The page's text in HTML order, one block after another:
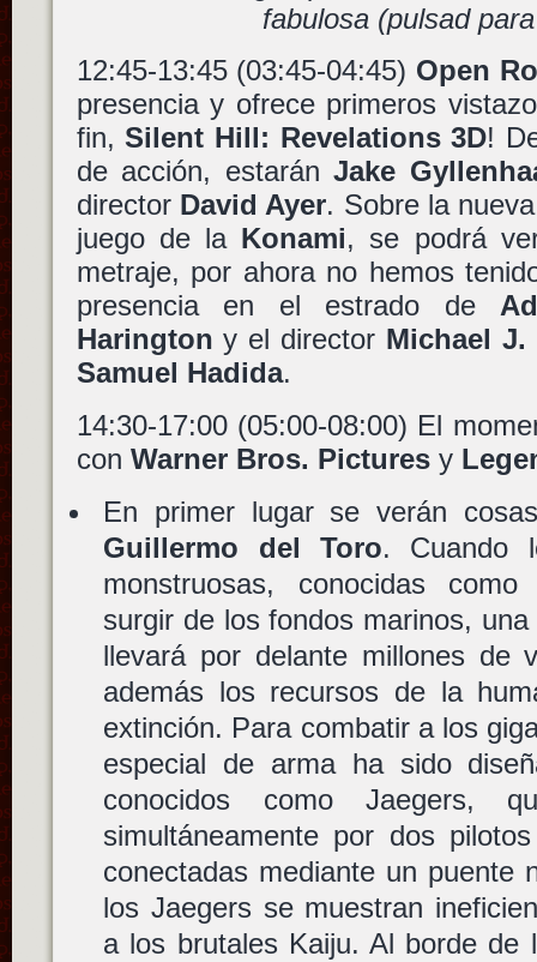
fabulosa (pulsad
12:45-13:45 (03:45-04:45) Open
presencia y ofrece primeros
fin,Silent Hill: Revelations 3D!
de acción, estaránJake
director David Ayer. Sobre la
juego de la Konami, se podrá
metraje, por ahora no hemos
presencia en el estrado de
Harington y el director Michael J.
Samuel Hadida.
14:30-17:00 (05:00-08:00) El
con Warner Bros. Picturesy
En primer lugar se verán
Guillermo del Toro. Cuando
monstruosas, conocidas
surgir de los fondos marinos,
llevará por delante millones de
además los recursos de la
extinción. Para combatir a los
especial de arma ha sido
conocidos como Jaegers,
simultáneamente por dos
conectadas mediante un puente
los Jaegers se muestran
a los brutales Kaiju. Al borde de